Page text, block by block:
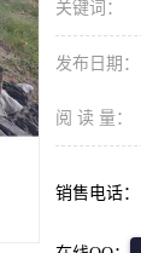
关键词：
发布日期：
阅 读 量：
销售电话：